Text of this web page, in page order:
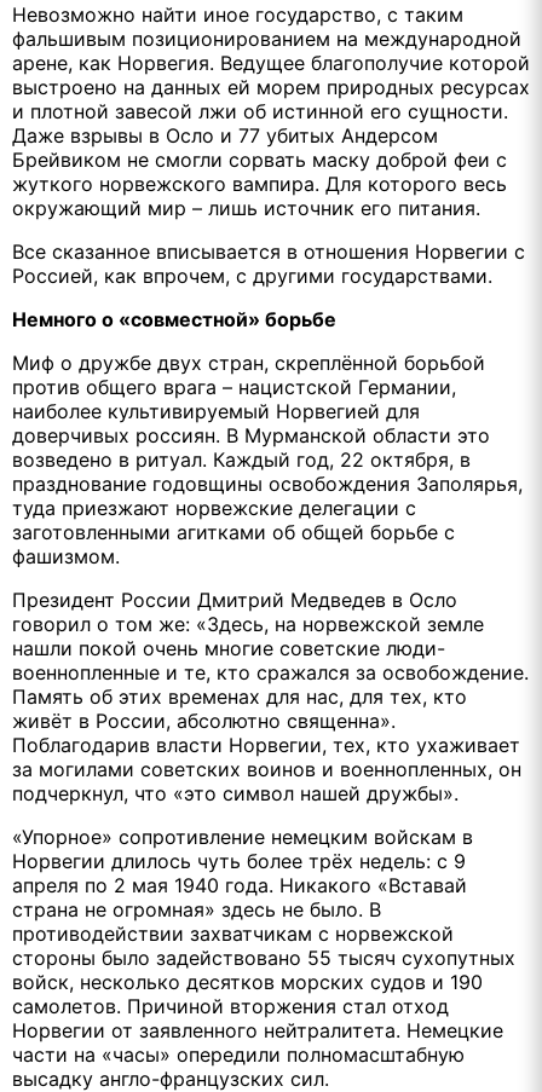
Невозможно найти иное государство, с таким
фальшивым позиционированием на международной
арене, как Норвегия. Ведущее благополучие которой
выстроено на данных ей морем природных ресурсах
и плотной завесой лжи об истинной его сущности.
Даже взрывы в Осло и 77 убитых Андерсом
Брейвиком не смогли сорвать маску доброй феи с
жуткого норвежского вампира. Для которого весь
окружающий мир – лишь источник его питания.
Все сказанное вписывается в отношения Норвегии с
Россией, как впрочем, с другими государствами.
Немного о «совместной» борьбе
Миф о дружбе двух стран, скреплённой борьбой
против общего врага – нацистской Германии,
наиболее культивируемый Норвегией для
доверчивых россиян. В Мурманской области это
возведено в ритуал. Каждый год, 22 октября, в
празднование годовщины освобождения Заполярья,
туда приезжают норвежские делегации с
заготовленными агитками об общей борьбе с
фашизмом.
Президент России Дмитрий Медведев в Осло
говорил о том же: «Здесь, на норвежской земле
нашли покой очень многие советские люди-
военнопленные и те, кто сражался за освобождение.
Память об этих временах для нас, для тех, кто
живёт в России, абсолютно священна».
Поблагодарив власти Норвегии, тех, кто ухаживает
за могилами советских воинов и военнопленных, он
подчеркнул, что «это символ нашей дружбы».
«Упорное» сопротивление немецким войскам в
Норвегии длилось чуть более трёх недель: с 9
апреля по 2 мая 1940 года. Никакого «Вставай
страна не огромная» здесь не было. В
противодействии захватчикам с норвежской
стороны было задействовано 55 тысяч сухопутных
войск, несколько десятков морских судов и 190
самолетов. Причиной вторжения стал отход
Норвегии от заявленного нейтралитета. Немецкие
части на «часы» опередили полномасштабную
высадку англо-французских сил.